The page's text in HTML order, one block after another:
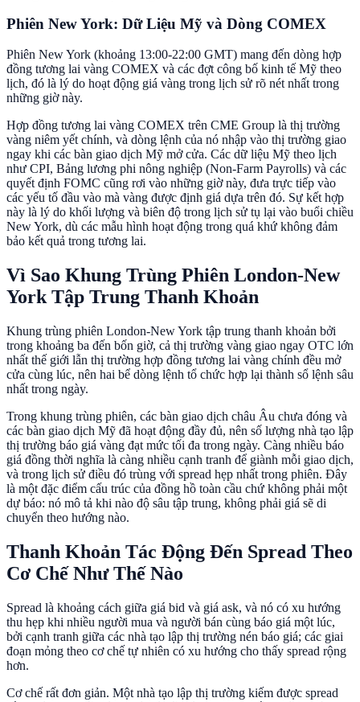
Phiên New York: Dữ Liệu Mỹ và Dòng COMEX
Phiên New York (khoảng 13:00-22:00 GMT) mang đến dòng hợp
đồng tương lai vàng COMEX và các đợt công bố kinh tế Mỹ theo
lịch, đó là lý do hoạt động giá vàng trong lịch sử rõ nét nhất trong
những giờ này.
Hợp đồng tương lai vàng COMEX trên CME Group là thị trường
vàng niêm yết chính, và dòng lệnh của nó nhập vào thị trường giao
ngay khi các bàn giao dịch Mỹ mở cửa. Các dữ liệu Mỹ theo lịch
như CPI, Bảng lương phi nông nghiệp (Non-Farm Payrolls) và các
quyết định FOMC cũng rơi vào những giờ này, đưa trực tiếp vào
các yếu tố đầu vào mà vàng được định giá dựa trên đó. Sự kết hợp
này là lý do khối lượng và biên độ trong lịch sử tụ lại vào buổi chiều
New York, dù các mẫu hình hoạt động trong quá khứ không đảm
bảo kết quả trong tương lai.
Vì Sao Khung Trùng Phiên London-New
York Tập Trung Thanh Khoản
Khung trùng phiên London-New York tập trung thanh khoản bởi
trong khoảng ba đến bốn giờ, cả thị trường vàng giao ngay OTC lớn
nhất thế giới lẫn thị trường hợp đồng tương lai vàng chính đều mở
cửa cùng lúc, nên hai bể dòng lệnh tổ chức hợp lại thành sổ lệnh sâu
nhất trong ngày.
Trong khung trùng phiên, các bàn giao dịch châu Âu chưa đóng và
các bàn giao dịch Mỹ đã hoạt động đầy đủ, nên số lượng nhà tạo lập
thị trường báo giá vàng đạt mức tối đa trong ngày. Càng nhiều báo
giá đồng thời nghĩa là càng nhiều cạnh tranh để giành mỗi giao dịch,
và trong lịch sử điều đó trùng với spread hẹp nhất trong phiên. Đây
là một đặc điểm cấu trúc của đồng hồ toàn cầu chứ không phải một
dự báo: nó mô tả khi nào độ sâu tập trung, không phải giá sẽ di
chuyển theo hướng nào.
Thanh Khoản Tác Động Đến Spread Theo
Cơ Chế Như Thế Nào
Spread là khoảng cách giữa giá bid và giá ask, và nó có xu hướng
thu hẹp khi nhiều người mua và người bán cùng báo giá một lúc,
bởi cạnh tranh giữa các nhà tạo lập thị trường nén báo giá; các giai
đoạn mỏng theo cơ chế tự nhiên có xu hướng cho thấy spread rộng
hơn.
Cơ chế rất đơn giản. Một nhà tạo lập thị trường kiếm được spread